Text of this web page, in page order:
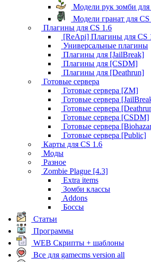
Модели рук зомби для
Модели гранат для CS
Плагины для CS 1.6
[ReApi] Плагины для CS
Универсальные плагины
Плагины для [JailBreak]
Плагины для [CSDM]
Плагины для [Deathrun]
Готовые сервера
Готовые сервера [ZM]
Готовые сервера
Готовые сервера
Готовые сервера [CSDM]
Готовые сервера
Готовые сервера [Public]
Карты для CS 1.6
Моды
Разное
Zombie Plague [4.3]
Extra items
Зомби классы
Addons
Боссы
Статьи
Программы
WEB Скрипты + шаблоны
Все для gamecms version all